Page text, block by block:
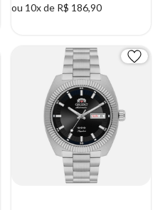
ou 10x de R$ 186,90